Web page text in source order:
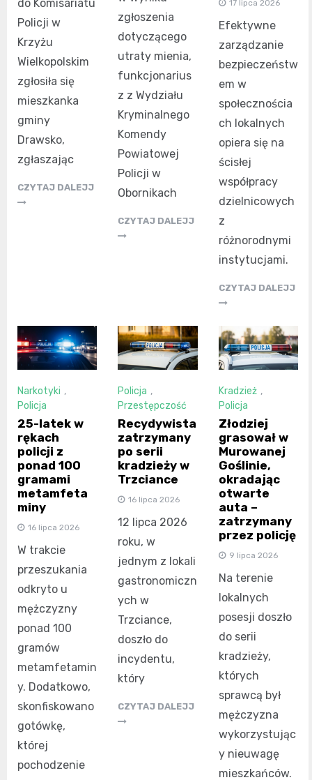
do Komisariatu
Policji w
Krzyżu
Wielkopolskim
zgłosiła się
mieszkanka
gminy
Drawsko,
zgłaszając
CZYTAJ DALEJJ
zgłoszenia
dotyczącego
utraty mienia,
funkcjonarius
z z Wydziału
Kryminalnego
Komendy
Powiatowej
Policji w
Obornikach
CZYTAJ DALEJJ
17 lipca 2026
Efektywne
zarządzanie
bezpieczeństw
em w
społecznościa
ch lokalnych
opiera się na
ścisłej
współpracy
dzielnicowych
z
różnorodnymi
instytucjami.
CZYTAJ DALEJJ
Narkotyki ,
Policja
25-latek w
rękach
policji z
ponad 100
gramami
metamfeta
miny
16 lipca 2026
W trakcie
przeszukania
odkryto u
mężczyzny
ponad 100
gramów
metamfetamin
y. Dodatkowo,
skonfiskowano
gotówkę,
której
pochodzenie
Policja ,
Przestępczość
Recydywista
zatrzymany
po serii
kradzieży w
Trzciance
16 lipca 2026
12 lipca 2026
roku, w
jednym z lokali
gastronomiczn
ych w
Trzciance,
doszło do
incydentu,
który
CZYTAJ DALEJJ
Kradzież ,
Policja
Złodziej
grasował w
Murowanej
Goślinie,
okradając
otwarte
auta –
zatrzymany
przez policję
9 lipca 2026
Na terenie
lokalnych
posesji doszło
do serii
kradzieży,
których
sprawcą był
mężczyzna
wykorzystując
y nieuwagę
mieszkańców.